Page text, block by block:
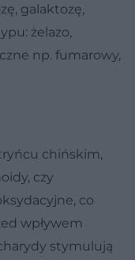
galaktozę,
żelazo,
np. fumarowy,
chińskim,
czy
co
wpływem
stymulują